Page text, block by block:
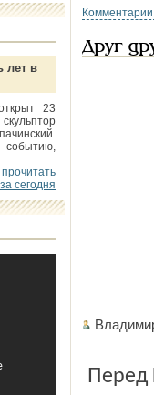
лет в
23
прочитать
сегодня
Друг
Перед Юрием Фарзуновичем стоит непростая задача – по